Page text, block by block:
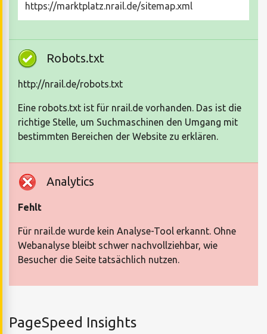
https://marktplatz.nrail.de/sitemap.xml
Robots.txt
http://nrail.de/robots.txt
Eine robots.txt ist für nrail.de vorhanden. Das ist die
richtige Stelle, um Suchmaschinen den Umgang mit
bestimmten Bereichen der Website zu erklären.
Analytics
Fehlt
Für nrail.de wurde kein Analyse-Tool erkannt. Ohne
Webanalyse bleibt schwer nachvollziehbar, wie
Besucher die Seite tatsächlich nutzen.
PageSpeed Insights